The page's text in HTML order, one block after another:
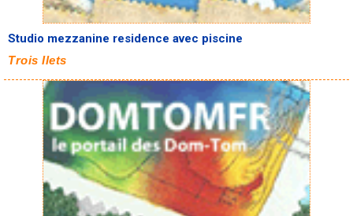
Studio mezzanine residence avec piscine
Trois Ilets